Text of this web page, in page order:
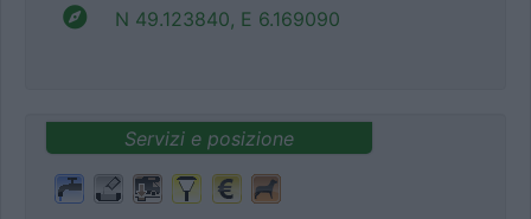
N 49.123840, E 6.169090
Servizi e posizione